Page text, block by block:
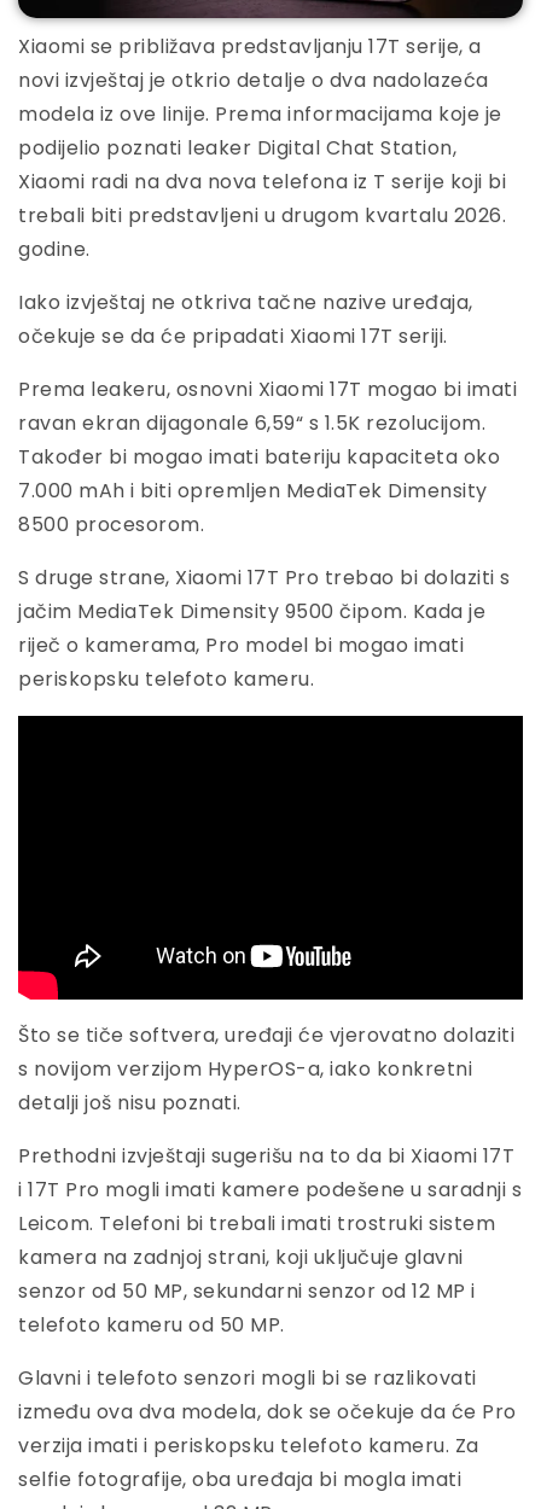
Xiaomi se približava predstavljanju 17T serije, a
novi izvještaj je otkrio detalje o dva nadolazeća
modela iz ove linije. Prema informacijama koje je
podijelio poznati leaker Digital Chat Station,
Xiaomi radi na dva nova telefona iz T serije koji bi
trebali biti predstavljeni u drugom kvartalu 2026.
godine.
Iako izvještaj ne otkriva tačne nazive uređaja,
očekuje se da će pripadati Xiaomi 17T seriji.
Prema leakeru, osnovni Xiaomi 17T mogao bi imati
ravan ekran dijagonale 6,59“ s 1.5K rezolucijom.
Također bi mogao imati bateriju kapaciteta oko
7.000 mAh i biti opremljen MediaTek Dimensity
8500 procesorom.
S druge strane, Xiaomi 17T Pro trebao bi dolaziti s
jačim MediaTek Dimensity 9500 čipom. Kada je
riječ o kamerama, Pro model bi mogao imati
periskopsku telefoto kameru.
Što se tiče softvera, uređaji će vjerovatno dolaziti
s novijom verzijom HyperOS-a, iako konkretni
detalji još nisu poznati.
Prethodni izvještaji sugerišu na to da bi Xiaomi 17T
i 17T Pro mogli imati kamere podešene u saradnji s
Leicom. Telefoni bi trebali imati trostruki sistem
kamera na zadnjoj strani, koji uključuje glavni
senzor od 50 MP, sekundarni senzor od 12 MP i
telefoto kameru od 50 MP.
Glavni i telefoto senzori mogli bi se razlikovati
između ova dva modela, dok se očekuje da će Pro
verzija imati i periskopsku telefoto kameru. Za
selfie fotografije, oba uređaja bi mogla imati